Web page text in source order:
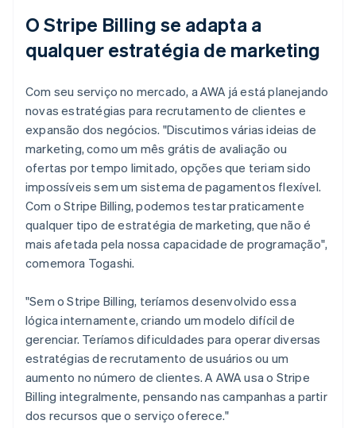
O Stripe Billing se adapta a
qualquer estratégia de marketing
Com seu serviço no mercado, a AWA já está planejando
novas estratégias para recrutamento de clientes e
expansão dos negócios. "Discutimos várias ideias de
marketing, como um mês grátis de avaliação ou
ofertas por tempo limitado, opções que teriam sido
impossíveis sem um sistema de pagamentos flexível.
Com o Stripe Billing, podemos testar praticamente
qualquer tipo de estratégia de marketing, que não é
mais afetada pela nossa capacidade de programação",
comemora Togashi.
"Sem o Stripe Billing, teríamos desenvolvido essa
lógica internamente, criando um modelo difícil de
gerenciar. Teríamos dificuldades para operar diversas
estratégias de recrutamento de usuários ou um
aumento no número de clientes. A AWA usa o Stripe
Billing integralmente, pensando nas campanhas a partir
dos recursos que o serviço oferece."